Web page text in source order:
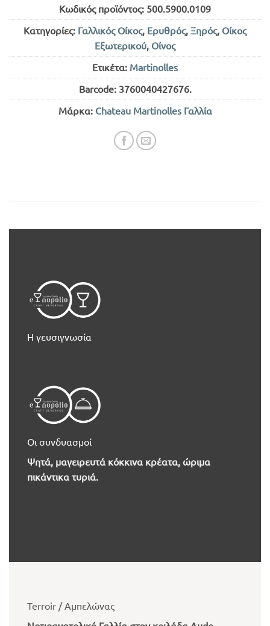
Κωδικός προϊόντος: 500.5900.0109
Κατηγορίες: Γαλλικός Οίκος, Ερυθρός, Ξηρός, Οίκος
Εξωτερικού, Οίνος
Ετικέτα: Martinolles
Barcode: 3760040427676.
Μάρκα: Chateau Martinolles Γαλλία
Η γευσιγνωσία
Οι συνδυασμοί
Ψητά, μαγειρευτά κόκκινα κρέατα, ώριμα
πικάντικα τυριά.
Terroir / Αμπελώνας